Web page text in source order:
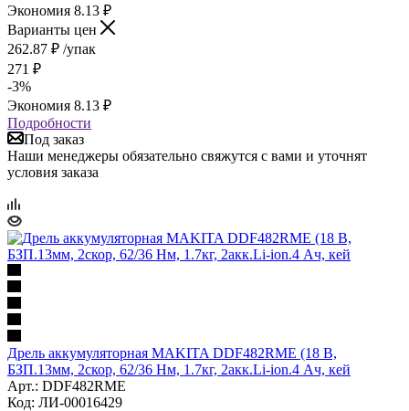
Экономия 8.13 ₽
Варианты цен
262.87 ₽ /упак
271 ₽
-3%
Экономия 8.13 ₽
Подробности
Под заказ
Наши менеджеры обязательно свяжутся с вами и уточнят
условия заказа
Дрель аккумуляторная MAKITA DDF482RME (18 В,
БЗП.13мм, 2скор, 62/36 Нм, 1.7кг, 2акк.Li-ion.4 Ач, кей
Арт.: DDF482RME
Код: ЛИ-00016429